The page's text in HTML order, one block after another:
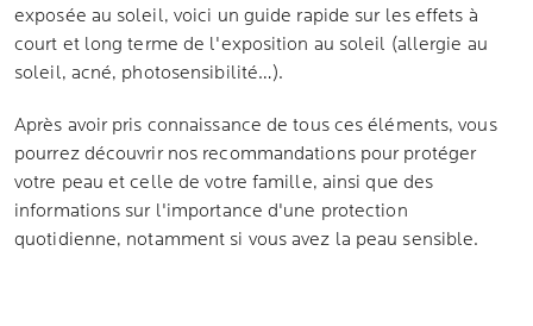
exposée au soleil, voici un guide rapide sur les effets à
court et long terme de l'exposition au soleil (allergie au
soleil, acné, photosensibilité…).
Après avoir pris connaissance de tous ces éléments, vous
pourrez découvrir nos recommandations pour protéger
votre peau et celle de votre famille, ainsi que des
informations sur l'importance d'une protection
quotidienne, notamment si vous avez la peau sensible.